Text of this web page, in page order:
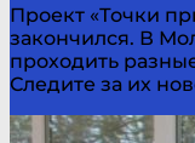
Проект «Точки
закончился. В
проходить
Следите за их